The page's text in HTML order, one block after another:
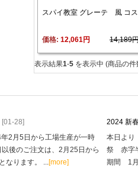
スパイ教室 グレーテ 風 コ
価格: 12,061円 14,189
表示結果1-5 を表示中 (商品の件
[01-28]
2月5日から工場生産が一時
後のご注文は、2月25日から
なります。 ... [more]
2024 新
本日よ
祭 赤字
期間 1月